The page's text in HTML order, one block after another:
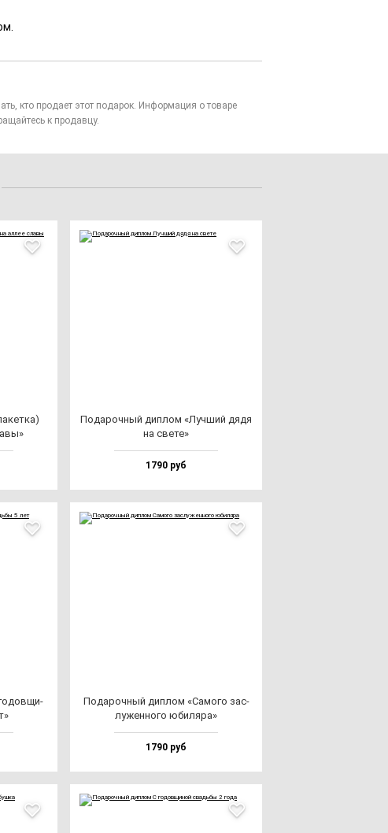
кто продает этот подарок. Информация о товаре
к продавцу.
Пода­роч­ный дип­лом «Луч­ший дя­дя
на све­те»
1790 руб
Пода­роч­ный дип­лом «Само­го зас­
лу­жен­но­го юби­ля­ра»
1790 руб